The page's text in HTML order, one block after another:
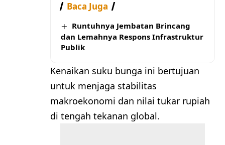
Baca Juga
Runtuhnya Jembatan Brincang
dan Lemahnya Respons Infrastruktur
Publik
Kenaikan suku bunga ini bertujuan
untuk menjaga stabilitas
makroekonomi dan nilai tukar rupiah
di tengah tekanan global.